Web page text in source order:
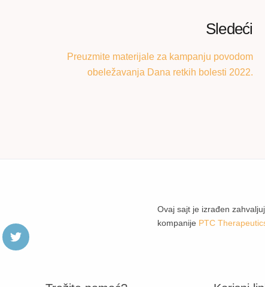
Sledeći
Preuzmite materijale za kampanju povodom
obeležavanja Dana retkih bolesti 2022.
Ovaj sajt je izrađen
kompanije PTC